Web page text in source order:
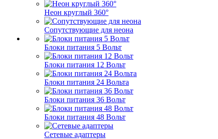
Неон круглый 360°
Сопутствующие для неона
Блоки питания 5 Вольт
Блоки питания 12 Вольт
Блоки питания 24 Вольта
Блоки питания 36 Вольт
Блоки питания 48 Вольт
Сетевые адаптеры